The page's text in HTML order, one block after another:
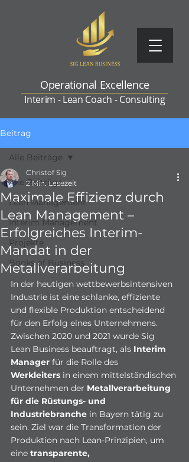
Operational Excellence
Interim - Lean Coach - Consulting
Beitrag
Alle Beiträge
Lean Management
Interim Management
Projekte
Books of Business
Alle Beiträge
Maximale Effizienz durch
Lean Management –
Erfolgreiches Interim-
Mandat in der
Metallverarbeitung
Christof Sig
2 Min. Lesezeit
In der heutigen wettbewerbsintensiven
Industrie ist eine schlanke, effiziente
und flexible Produktion entscheidend
für den Erfolg eines Unternehmens.
Zwischen 2020 und 2021 wurde Sig
Lean Business beauftragt, als Interim
Manager für die Rolle des
Werkleiters in einem mittelständischen
Unternehmen der Metallverarbeitung
für die Rüstungs- und
Industriebranche in Bayern tätig zu
sein. Ziel war die Transformation der
Produktion nach Lean-Prinzipien, um
eine transparente,